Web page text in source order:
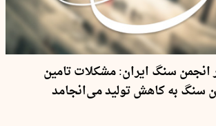
انجمن سنگ ایران: مشکلات تامین
سنگ به کاهش تولید می‌انجامد